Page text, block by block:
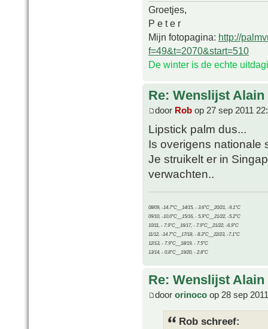
Groetjes,
P e t e r
Mijn fotopagina: http://
f=49&t=2070&start=510
De winter is de echte
Re: Wenslijst Alain
door Rob op 27 sep 2011
Lipstick palm dus...
Is overigens nationale
Je struikelt er in
verwachten..
08/09, -14.7°C__14/15, - 3.6°C__20/21, -9.1°C
09/10, -10.0°C__15/16, - 5.9°C__21/22, -5.2°C
10/11, - 7.9°C__16/17, - 7.9°C__21/22, -6.9°C
11/12, -14.7°C__17/18, - 8.3°C__22/23, -7.1°C
12/13, - 7.9°C__18/19, - 7.5°C
13/14, - 0.8°C__19/20, - 2.8°C
Re: Wenslijst Alain
door orinoco op 28 sep
Rob schreef: